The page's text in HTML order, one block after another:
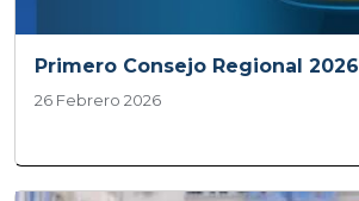
Primero Consejo Regional 2026
26 Febrero 2026